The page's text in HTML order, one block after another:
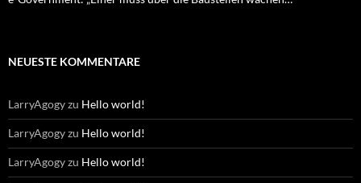
NEUESTE KOMMENTARE
LarryAgogyzu Hello world!
LarryAgogyzu Hello world!
LarryAgogyzu Hello world!